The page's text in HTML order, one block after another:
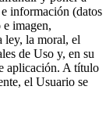
información (datos
imagen,
ley, la moral, el
de Uso y, en su
aplicación. A título
el Usuario se